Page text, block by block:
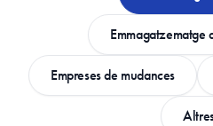
Emmagatzematge
Empreses de mudances